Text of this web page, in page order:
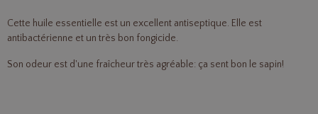
Cette huile essentielle est un excellent antiseptique. Elle est
antibactérienne et un très bon fongicide.
Son odeur est d'une fraîcheur très agréable: ça sent bon le sapin!